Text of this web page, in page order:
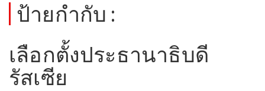
ป้ายกำกับ :
เลือกตั้งประธานาธิบดี
รัสเซีย